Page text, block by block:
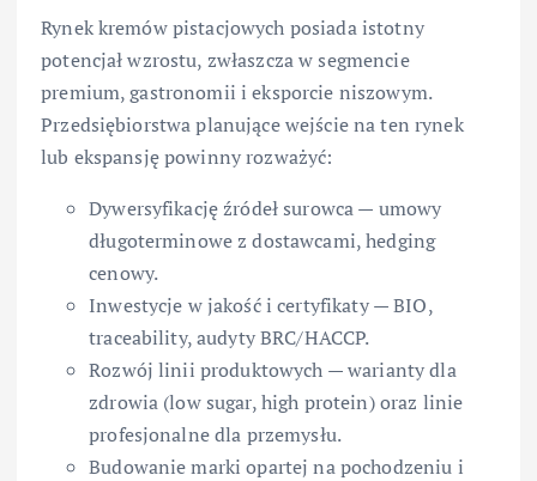
Rynek kremów pistacjowych posiada istotny
potencjał wzrostu, zwłaszcza w segmencie
premium, gastronomii i eksporcie niszowym.
Przedsiębiorstwa planujące wejście na ten rynek
lub ekspansję powinny rozważyć:
Dywersyfikację źródeł surowca — umowy
długoterminowe z dostawcami, hedging
cenowy.
Inwestycje w jakość i certyfikaty — BIO,
traceability, audyty BRC/HACCP.
Rozwój linii produktowych — warianty dla
zdrowia (low sugar, high protein) oraz linie
profesjonalne dla przemysłu.
Budowanie marki opartej na pochodzeniu i